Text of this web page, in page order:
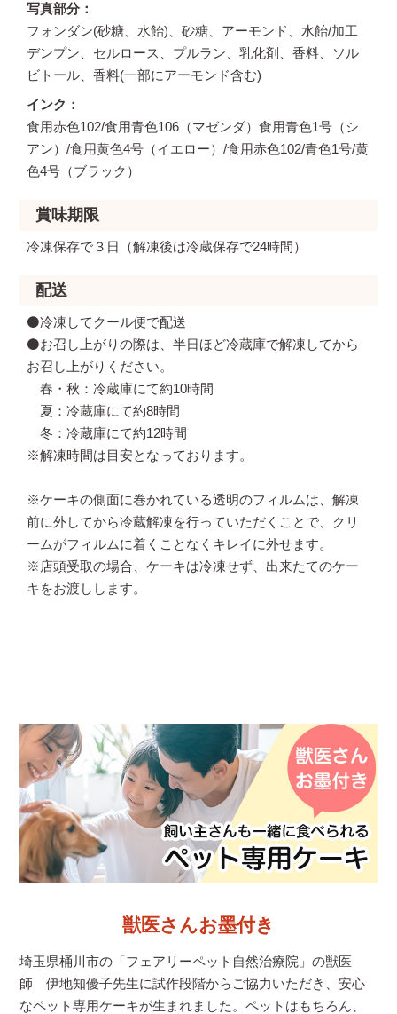
写真部分
フォンダン(砂糖、水飴)、砂糖、アーモンド、水飴/加工
デンプン、セルロース、プルラン、乳化剤、香料、ソル
ビトール、香料(一部にアーモンド含む)
インク
食用赤色102/食用青色106（マゼンダ）食用青色1号（シ
アン）/食用黄色4号（イエロー）/食用赤色102/青色1号/黄
色4号（ブラック）
賞味期限
冷凍保存で３日（解凍後は冷蔵保存で24時間）
配送
⚫️冷凍してクール便で配送
⚫️お召し上がりの際は、半日ほど冷蔵庫で解凍してから
お召し上がりください。
春・秋：冷蔵庫にて約10時間
夏：冷蔵庫にて約8時間
冬：冷蔵庫にて約12時間
※解凍時間は目安となっております。
※ケーキの側面に巻かれている透明のフィルムは、解凍
前に外してから冷蔵解凍を行っていただくことで、クリ
ームがフィルムに着くことなくキレイに外せます。
※店頭受取の場合、ケーキは冷凍せず、出来たてのケー
キをお渡しします。
獣医さんお墨付き
埼玉県桶川市の「フェアリーペット自然治療院」の獣医
師 伊地知優子先生に試作段階からご協力いただき、安心
なペット専用ケーキが生まれました。ペットはもちろん、